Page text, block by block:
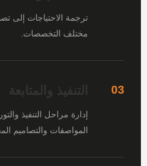
ترجمة الاحتياجات إلى
مختلف التخصصات.
03 التنفيذ والمتابعة
إدارة مراحل التنفيذ
المواصفات والتصاميم